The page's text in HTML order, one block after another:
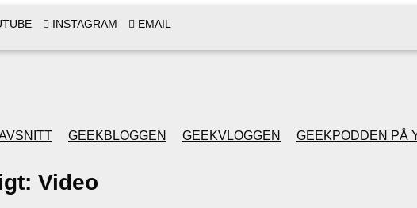
INSTAGRAM EMAIL
GEEKBLOGGEN GEEKVLOGGEN GEEKPODDEN PÅ
Video